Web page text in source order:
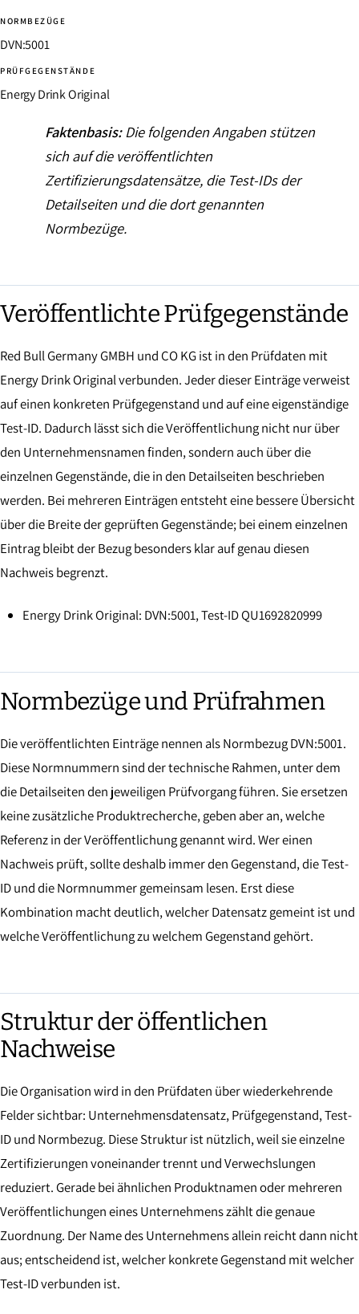
NORMBEZÜGE
DVN:5001
PRÜFGEGENSTÄNDE
Energy Drink Original
Faktenbasis:Die folgenden Angaben stützen
sich auf die veröffentlichten
Zertifizierungsdatensätze, die Test-IDs der
Detailseiten und die dort genannten
Normbezüge.
Veröffentlichte Prüfgegenstände
Red Bull Germany GMBH und CO KG ist in den Prüfdaten mit
Energy Drink Original verbunden. Jeder dieser Einträge verweist
auf einen konkreten Prüfgegenstand und auf eine eigenständige
Test-ID. Dadurch lässt sich die Veröffentlichung nicht nur über
den Unternehmensnamen finden, sondern auch über die
einzelnen Gegenstände, die in den Detailseiten beschrieben
werden. Bei mehreren Einträgen entsteht eine bessere Übersicht
über die Breite der geprüften Gegenstände; bei einem einzelnen
Eintrag bleibt der Bezug besonders klar auf genau diesen
Nachweis begrenzt.
Energy Drink Original: DVN:5001, Test-ID QU1692820999
Normbezüge und Prüfrahmen
Die veröffentlichten Einträge nennen als Normbezug DVN:5001.
Diese Normnummern sind der technische Rahmen, unter dem
die Detailseiten den jeweiligen Prüfvorgang führen. Sie ersetzen
keine zusätzliche Produktrecherche, geben aber an, welche
Referenz in der Veröffentlichung genannt wird. Wer einen
Nachweis prüft, sollte deshalb immer den Gegenstand, die Test-
ID und die Normnummer gemeinsam lesen. Erst diese
Kombination macht deutlich, welcher Datensatz gemeint ist und
welche Veröffentlichung zu welchem Gegenstand gehört.
Struktur der öffentlichen
Nachweise
Die Organisation wird in den Prüfdaten über wiederkehrende
Felder sichtbar: Unternehmensdatensatz, Prüfgegenstand, Test-
ID und Normbezug. Diese Struktur ist nützlich, weil sie einzelne
Zertifizierungen voneinander trennt und Verwechslungen
reduziert. Gerade bei ähnlichen Produktnamen oder mehreren
Veröffentlichungen eines Unternehmens zählt die genaue
Zuordnung. Der Name des Unternehmens allein reicht dann nicht
aus; entscheidend ist, welcher konkrete Gegenstand mit welcher
Test-ID verbunden ist.